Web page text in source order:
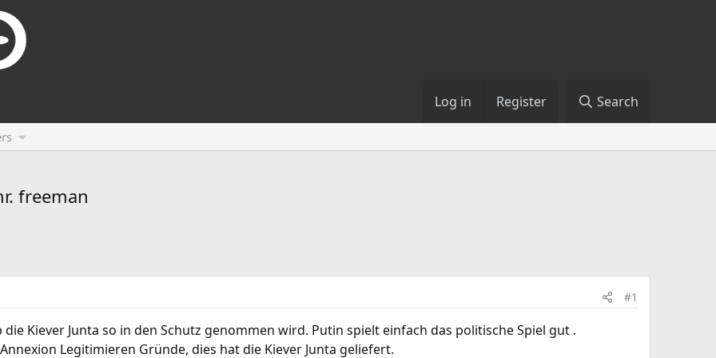
Log in Register Search
freeman
#1
Kiever Junta so in den Schutz genommen wird. Putin spielt einfach das politische Spiel gut .
Legitimieren Gründe, dies hat die Kiever Junta geliefert.